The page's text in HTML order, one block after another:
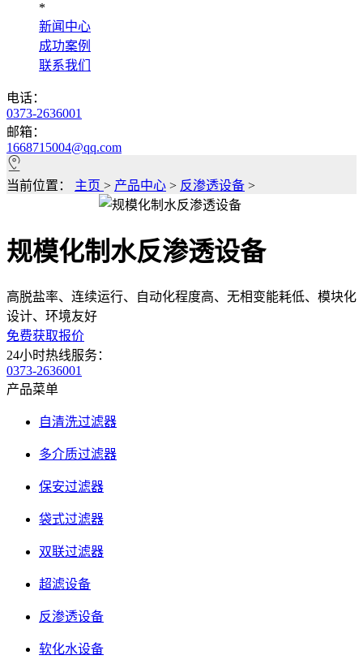
*
新闻中心
成功案例
联系我们
电话：
0373-2636001
邮箱：
1668715004@qq.com
当前位置： 主页 > 产品中心 > 反渗透设备 >
规模化制水反渗透设备
高脱盐率、连续运行、自动化程度高、无相变能耗低、模块化
设计、环境友好
免费获取报价
24小时热线服务：
0373-2636001
产品菜单
自清洗过滤器
多介质过滤器
保安过滤器
袋式过滤器
双联过滤器
超滤设备
反渗透设备
软化水设备